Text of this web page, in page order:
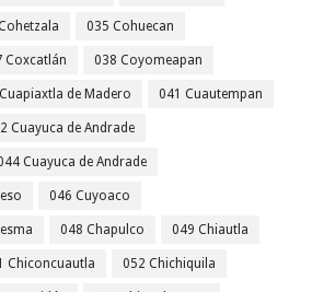
035 Cohuecan
Coxcatlán 038 Coyomeapan
de Madero 041 Cuautempan
Cuayuca de Andrade
Cuayuca de Andrade
046 Cuyoaco
048 Chapulco 049 Chiautla
Chiconcuautla 052 Chichiquila